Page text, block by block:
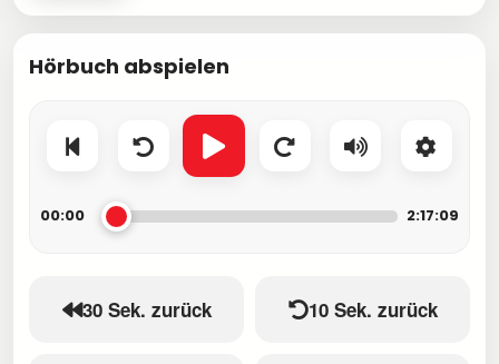
Hörbuch abspielen
00:00 2:17:09
30 Sek. zurück 10 Sek. zurück